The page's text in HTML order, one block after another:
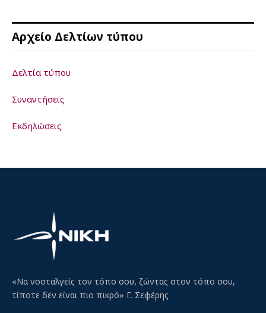
Αρχείο Δελτίων τύπου
Δελτία τύπου
Συναντήσεις
Εκδηλώσεις
«Να νοσταλγείς τον τόπο σου, ζώντας στον τόπο σου,
τίποτε δεν είναι πιο πικρό» Γ. Σεφέρης